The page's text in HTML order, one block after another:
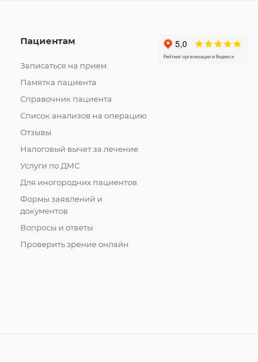
Пациентам
Записаться на прием
Памятка пациента
Справочник пациента
Список анализов на операцию
Отзывы
Налоговый вычет за лечение
Услуги по ДМС
Для иногородних пациентов
Формы заявлений и
документов
Вопросы и ответы
Проверить зрение онлайн